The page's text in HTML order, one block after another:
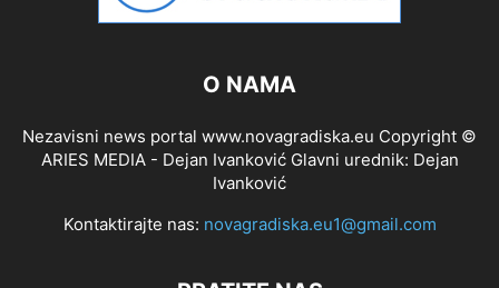
O NAMA
Nezavisni news portal www.novagradiska.eu Copyright ©
ARIES MEDIA - Dejan Ivanković Glavni urednik: Dejan
Ivanković
Kontaktirajte nas: novagradiska.eu1@gmail.com